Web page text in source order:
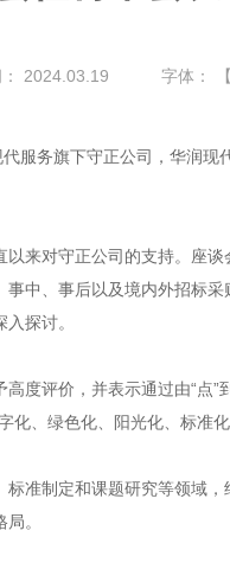
2024.03.19 字体： 【
服务旗下守正公司，华润
来对守正公司的支持。座
中、事后以及境内外招标
探讨。
度评价，并表示通过由“点
、绿色化、阳光化、标准化
准制定和课题研究等领域
。